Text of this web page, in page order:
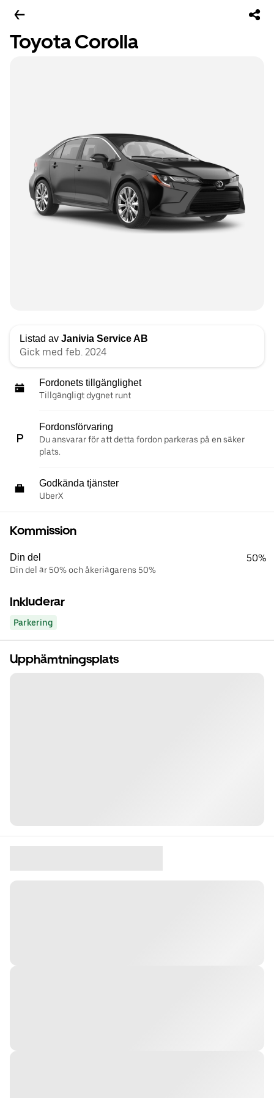
Toyota Corolla
Listad av Janivia Service AB
Gick med feb. 2024
Fordonets tillgänglighet
Tillgängligt dygnet runt
Fordonsförvaring
Du ansvarar för att detta fordon parkeras på en säker
plats.
Godkända tjänster
UberX
Kommission
Din del
Din del är 50% och åkeriägarens 50%
50%
Inkluderar
Parkering
Upphämtningsplats